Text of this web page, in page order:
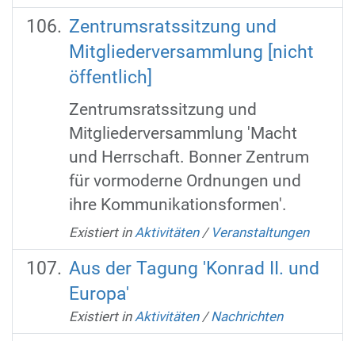
Zentrumsratssitzung und
Mitgliederversammlung [nicht
öffentlich]
Zentrumsratssitzung und
Mitgliederversammlung 'Macht
und Herrschaft. Bonner Zentrum
für vormoderne Ordnungen und
ihre Kommunikationsformen'.
Existiert in Aktivitäten / Veranstaltungen
Aus der Tagung 'Konrad II. und
Europa'
Existiert in Aktivitäten /Nachrichten